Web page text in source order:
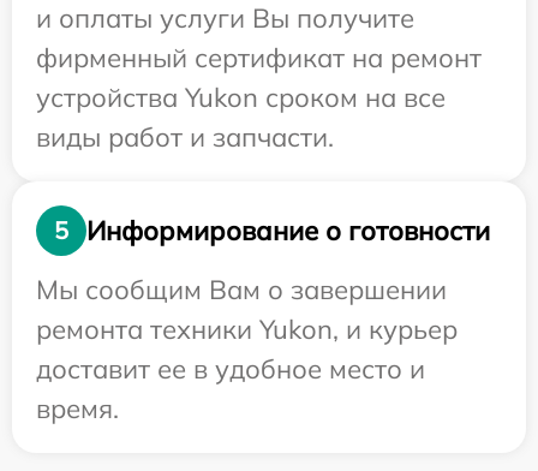
и оплаты услуги Вы получите
фирменный сертификат на ремонт
устройства Yukon сроком на все
виды работ и запчасти.
5
Информирование о готовности
Мы сообщим Вам о завершении
ремонта техники Yukon, и курьер
доставит ее в удобное место и
время.